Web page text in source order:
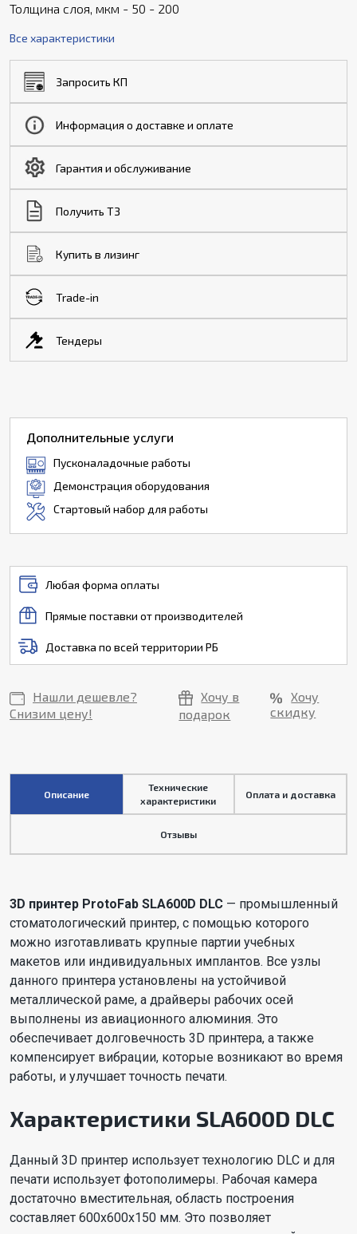
Толщина слоя, мкм - 50 - 200
Все характеристики
Запросить КП
Информация о доставке и оплате
Гарантия и обслуживание
Получить ТЗ
Купить в лизинг
Trade-in
Тендеры
Дополнительные услуги
Пусконаладочные работы
Демонстрация оборудования
Стартовый набор для работы
Любая форма оплаты
Прямые поставки от производителей
Доставка по всей территории РБ
Нашли дешевле?
Снизим цену!
Хочу в
подарок
Хочу
скидку
Описание
Технические
характеристики
Оплата и доставка
Отзывы
3D принтер ProtoFab SLA600D DLC — промышленный
стоматологический принтер, с помощью которого
можно изготавливать крупные партии учебных
макетов или индивидуальных имплантов. Все узлы
данного принтера установлены на устойчивой
металлической раме, а драйверы рабочих осей
выполнены из авиационного алюминия. Это
обеспечивает долговечность 3D принтера, а также
компенсирует вибрации, которые возникают во время
работы, и улучшает точность печати.
Характеристики SLA600D DLC
Данный 3D принтер использует технологию DLC и для
печати использует фотополимеры. Рабочая камера
достаточно вместительная, область построения
составляет 600x600x150 мм. Это позволяет